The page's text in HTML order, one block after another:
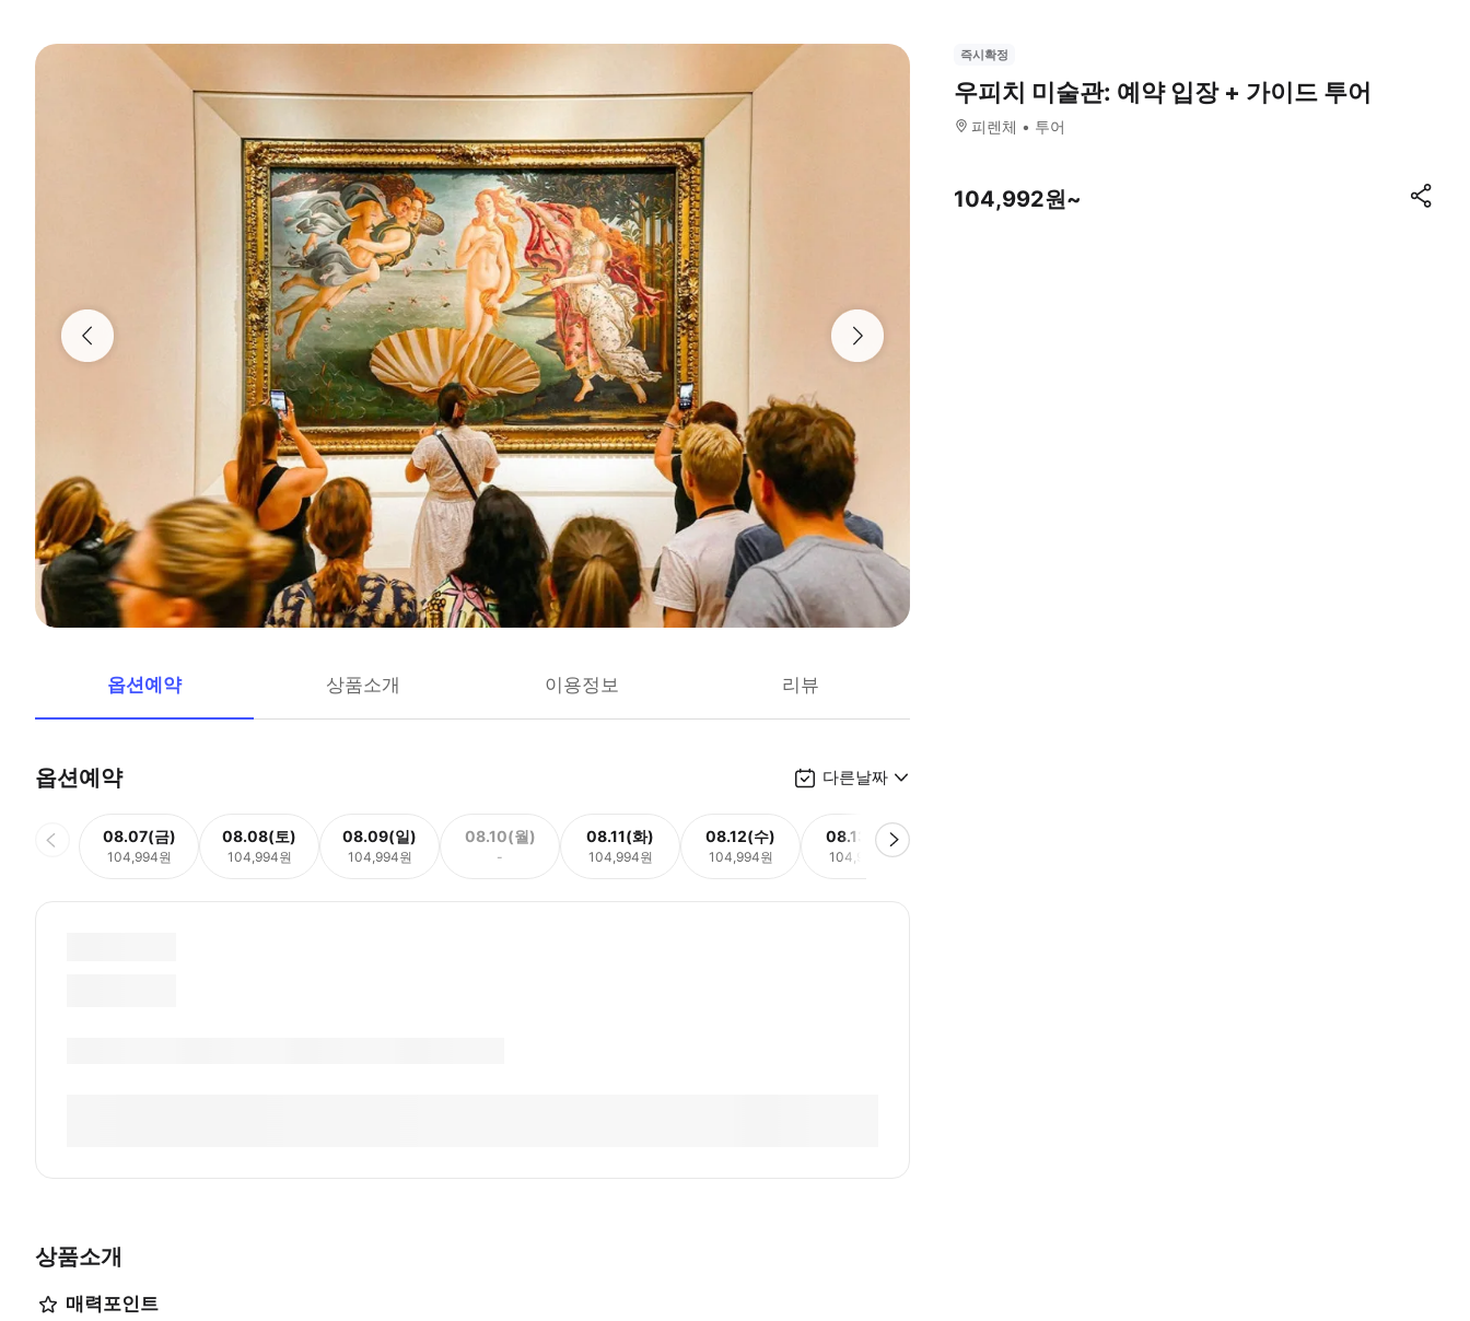
옵션예약 상품소개 이용정보 리뷰
옵션예약 다른날짜
08.07(금)
104,994원
08.08(토)
104,994원
08.09(일)
104,994원
08.10(월)
-
08.11(화)
104,994원
08.12(수)
104,994원
08.13(목)
104,994원
상품소개
매력포인트
즉시확정
우피치 미술관: 예약 입장 + 가이드 투어
피렌체 투어
104,992원~